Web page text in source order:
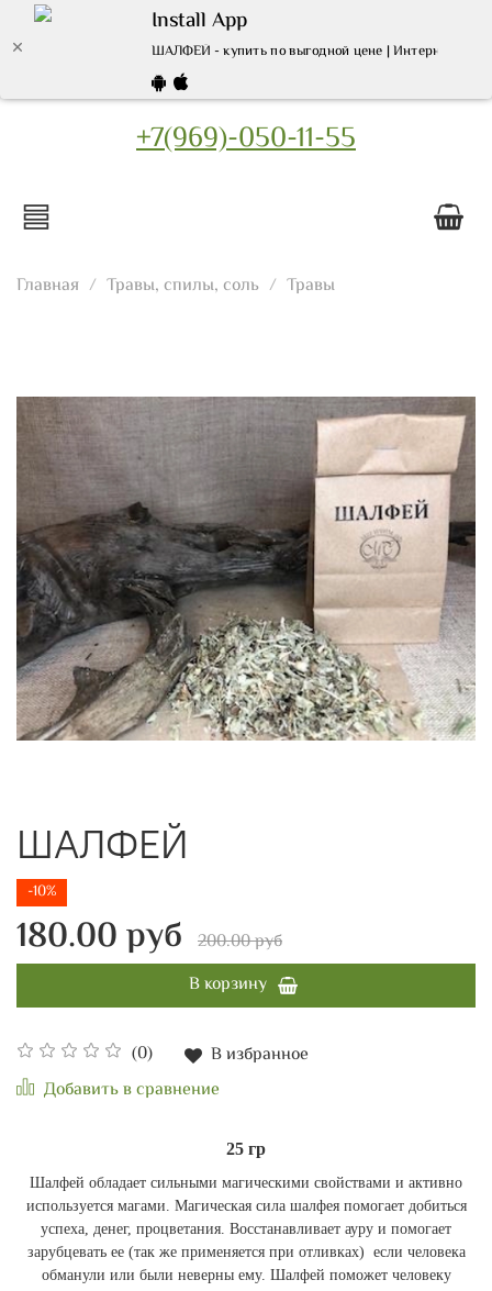
Install App
ШАЛФЕЙ - купить по выгодной цене | Интернет
+7(969)-050-11-55
Главная Травы, спилы, соль Травы
ШАЛФЕЙ
(0)
В избранное
Добавить в сравнение
-10%
180.00 руб 200.00 руб
В корзину
25 гр
Шалфей обладает сильными магическими свойствами и активно
используется магами. Магическая сила шалфея помогает добиться
успеха, денег, процветания. Восстанавливает ауру и помогает
зарубцевать ее (так же применяется при отливках) если человека
обманули или были неверны ему. Шалфей поможет человеку